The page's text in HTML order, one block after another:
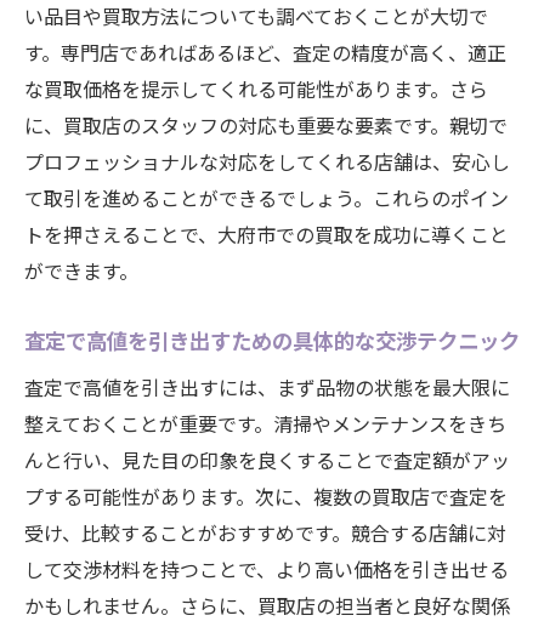
い品目や買取方法についても調べておくことが大切で
す。専門店であればあるほど、査定の精度が高く、適正
な買取価格を提示してくれる可能性があります。さら
に、買取店のスタッフの対応も重要な要素です。親切で
プロフェッショナルな対応をしてくれる店舗は、安心し
て取引を進めることができるでしょう。これらのポイン
トを押さえることで、大府市での買取を成功に導くこと
ができます。
査定で高値を引き出すための具体的な交渉テクニック
査定で高値を引き出すには、まず品物の状態を最大限に
整えておくことが重要です。清掃やメンテナンスをきち
んと行い、見た目の印象を良くすることで査定額がアッ
プする可能性があります。次に、複数の買取店で査定を
受け、比較することがおすすめです。競合する店舗に対
して交渉材料を持つことで、より高い価格を引き出せる
かもしれません。さらに、買取店の担当者と良好な関係